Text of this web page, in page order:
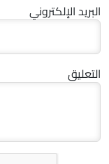
البريد الإلكتروني
التعليق